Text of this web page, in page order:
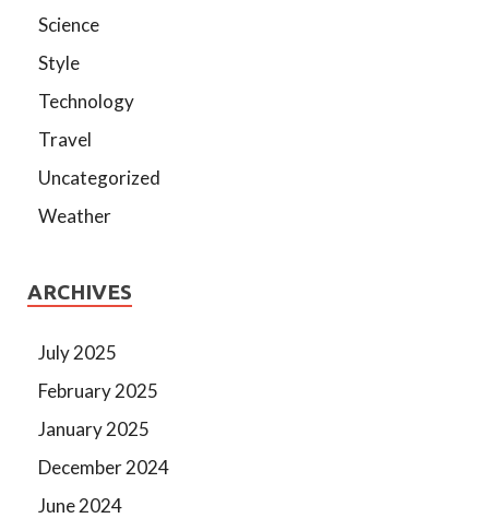
Science
Style
Technology
Travel
Uncategorized
Weather
ARCHIVES
July 2025
February 2025
January 2025
December 2024
June 2024